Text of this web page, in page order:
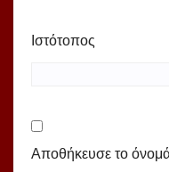
Ιστότοπος
Αποθήκευσε το